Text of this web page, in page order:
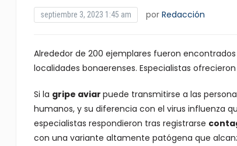
septiembre 3, 2023 1:45 am por Redacción
Alrededor de 200 ejemplares fueron
localidades bonaerenses. Especialistas
Si la gripe aviar puede transmitirse a las
humanos, y su diferencia con el virus influenza
especialistas respondieron tras registrarse
con una variante altamente patógena que